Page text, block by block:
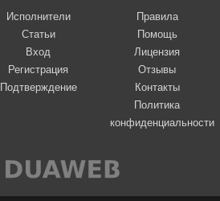
Исполнители
Статьи
Вход
Регистрация
Подтверждение
Правила
Помощь
Лицензия
Отзывы
Контакты
Политика
конфиденциальности